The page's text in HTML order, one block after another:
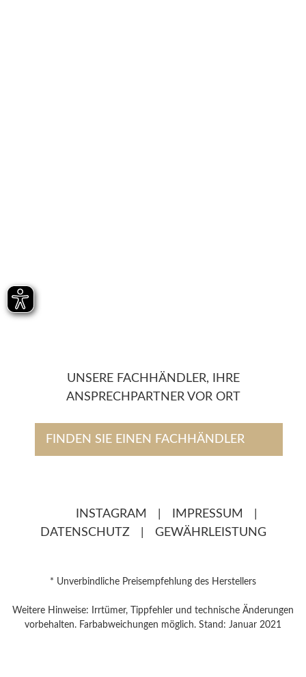
UNSERE FACHHÄNDLER, IHRE
ANSPRECHPARTNER VOR ORT
FINDEN SIE EINEN FACHHÄNDLER
INSTAGRAM IMPRESSUM
DATENSCHUTZ
GEWÄHRLEISTUNG
* Unverbindliche Preisempfehlung des Herstellers
Weitere Hinweise: Irrtümer, Tippfehler und technische Änderungen
vorbehalten. Farbabweichungen möglich. Stand: Januar 2021